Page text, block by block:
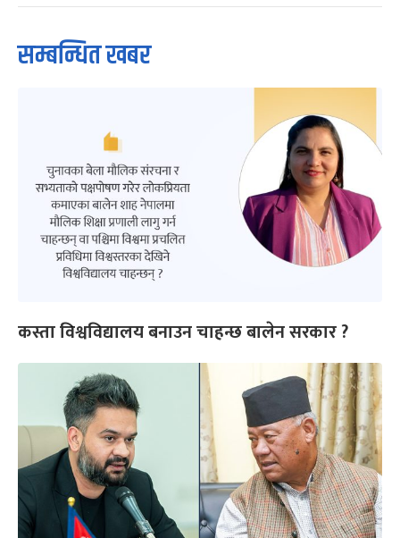
सम्बन्धित खबर
कस्ता विश्वविद्यालय बनाउन चाहन्छ बालेन सरकार ?